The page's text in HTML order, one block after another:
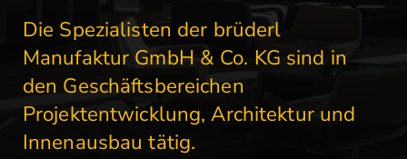
Die Spezialisten der brüderl
Manufaktur GmbH & Co. KG sind in
den Geschäftsbereichen
Projektentwicklung, Architektur und
Innenausbau tätig.